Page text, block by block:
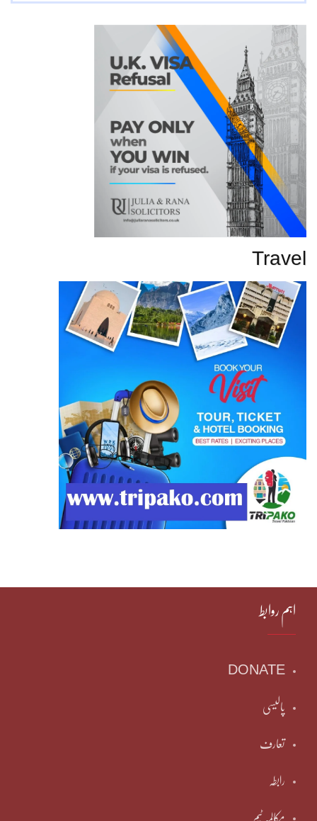
Travel
اہم روابط
DONATE
پالیسی
تعارف
رابطہ
مکالمہ ٹیم